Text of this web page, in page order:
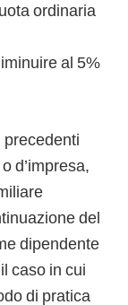
ordinaria
al 5%
precedenti
d’impresa,
del
dipendente
caso in cui
di pratica